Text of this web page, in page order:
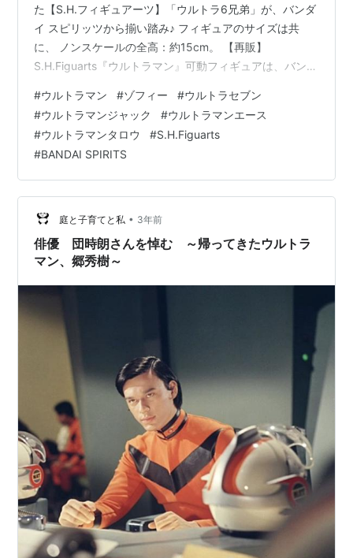
た【S.H.フィギュアーツ】「ウルトラ6兄弟」が、バンダ
イ スピリッツから揃い踏み♪ フィギュアのサイズは共
に、 ノンスケールの全高：約15cm。 【再販】
S.H.Figuarts『ウルトラマン』可動フィギュアは、バンダ
【Amazon】S.H.Figuarts（真骨彫製法）『ウルトラマ
ン』可動フィギュア【バンダイ】 【Amazon】
S.H.Figuarts『ウルトラマン（Aタイプ）』可動フィギュ
ア【バンダイ】 【再販】S.H.Figuarts『ウルトラマン』
可動フィギュア【バンダイ スピリッツ…
#ウルトラマン #ゾフィー #ウルトラセブン
#ウルトラマンジャック #ウルトラマンエース
#ウルトラマンタロウ #S.H.Figuarts
#BANDAI SPIRITS
庭と子育てと私 • 3年前
俳優 団時朗さんを悼む ～帰ってきたウルトラ
マン、郷秀樹～